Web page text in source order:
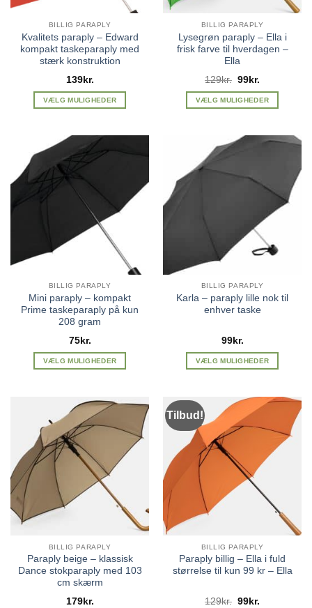
BILLIG PARAPLY
Kvalitets paraply – Edward
kompakt taskeparaply med
stærk konstruktion
139kr.
VÆLG MULIGHEDER
har
flere
Mulighederne
kan
vælges
på
varesiden
BILLIG PARAPLY
Lysegrøn paraply – Ella i
frisk farve til hverdagen –
Ella
129kr. Den
pris
var:
99kr.
pris
er:
VÆLG MULIGHEDER
har
varianter.
Mulighederne
vælges
varesiden
BILLIG PARAPLY
Mini paraply – kompakt
Prime taskeparaply på kun
208 gram
75kr.
VÆLG MULIGHEDER
har
flere
varianter.
Mulighederne
kan
vælges
på
varesiden
BILLIG PARAPLY
Karla – paraply lille nok til
enhver taske
99kr.
VÆLG MULIGHEDER
har
flere
varianter.
Mulighederne
kan
vælges
på
varesiden
BILLIG PARAPLY
Paraply beige – klassisk
Dance stokparaply med 103
cm skærm
179kr.
Tilbud!
BILLIG PARAPLY
Paraply billig – Ella i fuld
størrelse til kun 99 kr – Ella
129kr. Den
99 kr.